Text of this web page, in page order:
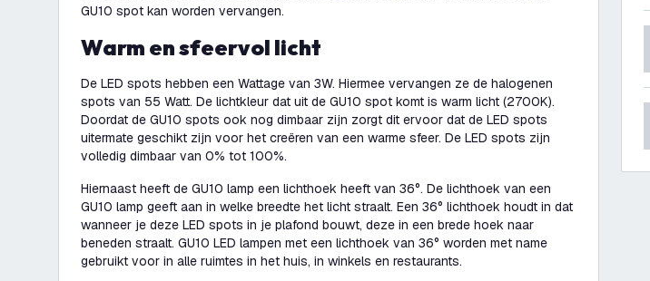
GU10 spot kan worden vervangen.
Warm en sfeervol licht
De LED spots hebben een Wattage van 3W. Hiermee vervangen ze de halogenen
spots van 55 Watt. De lichtkleur dat uit de GU10 spot komt is warm licht (2700K).
Doordat de GU10 spots ook nog dimbaar zijn zorgt dit ervoor dat de LED spots
uitermate geschikt zijn voor het creëren van een warme sfeer. De LED spots zijn
volledig dimbaar van 0% tot 100%.
Hiernaast heeft de GU10 lamp een lichthoek heeft van 36°. De lichthoek van een
GU10 lamp geeft aan in welke breedte het licht straalt. Een 36° lichthoek houdt in dat
wanneer je deze LED spots in je plafond bouwt, deze in een brede hoek naar
beneden straalt. GU10 LED lampen met een lichthoek van 36° worden met name
gebruikt voor in alle ruimtes in het huis, in winkels en restaurants.